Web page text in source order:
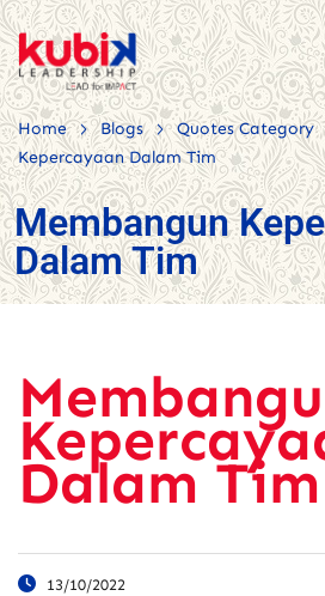
Home > Blogs > Quotes Category
Kepercayaan Dalam Tim
Membangun
Dalam Tim
Dalam Tim
13/10/2022